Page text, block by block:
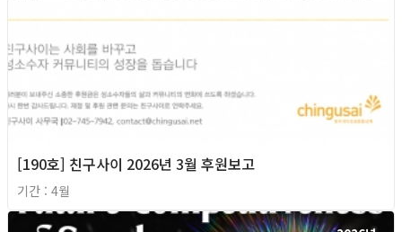
[190호] 친구사이 2026년 3월 후원보고
기간 : 4월